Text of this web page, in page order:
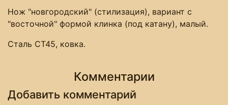
Нож "новгородский" (стилизация), вариант с
"восточной" формой клинка (под катану), малый.
Сталь СТ45, ковка.
Комментарии
Добавить комментарий